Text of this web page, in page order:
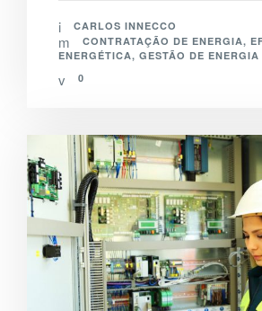
CARLOS INNECCO
CONTRATAÇÃO DE ENERGIA,
ENERGÉTICA, GESTÃO DE ENERGIA
0